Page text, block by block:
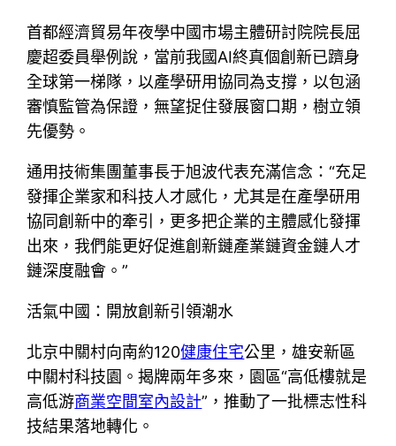
首都經濟貿易年夜學中國市場主體研討院院長屈
慶超委員舉例說，當前我國AI終真個創新已躋身
全球第一梯隊，以產學研用協同為支撐，以包涵
審慎監管為保證，無望捉住發展窗口期，樹立領
先優勢。
通用技術集團董事長于旭波代表充滿信念：“充足
發揮企業家和科技人才感化，尤其是在產學研用
協同創新中的牽引，更多把企業的主體感化發揮
出來，我們能更好促進創新鏈產業鏈資金鏈人才
鏈深度融會。”
活氣中國：開放創新引領潮水
北京中關村向南約120健康住宅公里，雄安新區
中關村科技園。揭牌兩年多來，園區“高低樓就是
高低游商業空間室內設計”，推動了一批標志性科
技結果落地轉化。